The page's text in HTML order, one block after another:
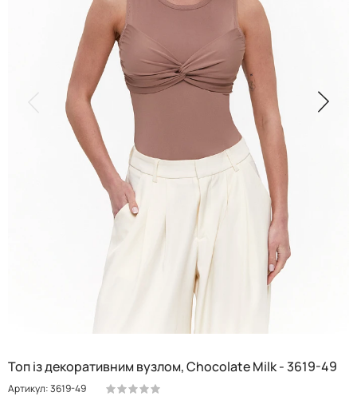
Топ із декоративним вузлом, Chocolate Milk - 3619-49
Артикул: 3619-49